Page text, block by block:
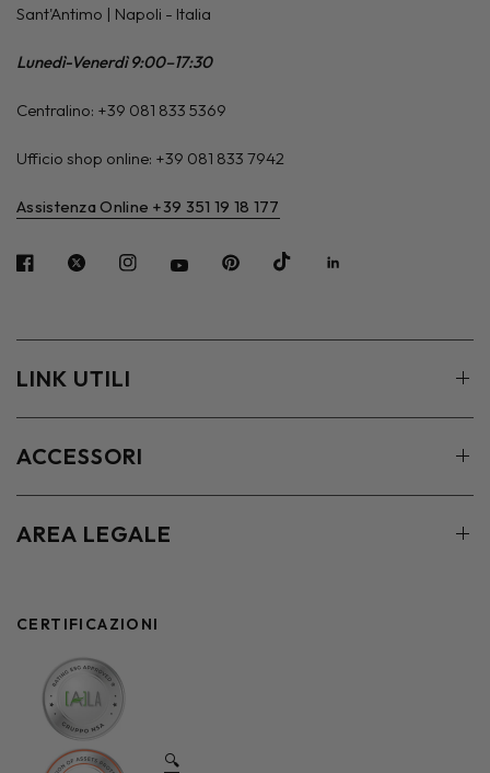
Sant'Antimo | Napoli - Italia
Lunedì-Venerdì 9:00–17:30
Centralino: +39 081 833 5369
Ufficio shop online: +39 081 833 7942
Assistenza Online +39 351 19 18 177
LINK UTILI
ACCESSORI
AREA LEGALE
CERTIFICAZIONI
🔍